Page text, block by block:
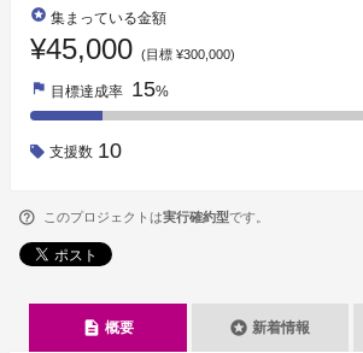
stars 集まっている金額
¥45,000 (目標 ¥300,000)
flag 目標達成率 15%
支援数 10
このプロジェクトは実行確約型です。
description 概要 stars 新着情報